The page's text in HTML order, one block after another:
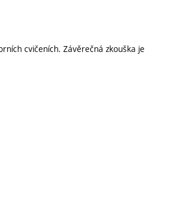
cvičeních. Závěrečná zkouška je